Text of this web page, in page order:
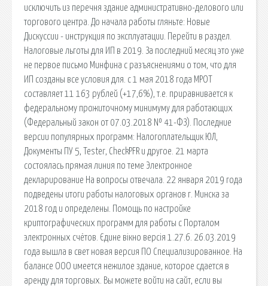
исключить из перечня здание административно-делового или
торгового центра. До начала работы гляньте: Новые
Дискуссии - инструкция по эксплуатации. Перейти в раздел.
Налоговые льготы для ИП в 2019. За последний месяц это уже
не первое письмо Минфина с разъяснениями о том, что для
ИП созданы все условия для. c 1 мая 2018 года МРОТ
составляет 11 163 рублей (+17,6%), т.е. приравнивается к
федеральному прожиточному минимуму для работающих
(Федеральный закон от 07.03.2018 № 41-ФЗ). Последние
версии популярных программ: Налогоплательщик ЮЛ,
Документы ПУ 5, Tester, CheckPFR и другое. 21 марта
состоялась прямая линия по теме Электронное
декларирование На вопросы отвечала. 22 января 2019 года
подведены итоги работы налоговых органов г. Минска за
2018 год и определены. Помощь по настройке
криптографических программ для работы с Порталом
электронных счётов. Єдине вікно версія 1.27.6. 26.03.2019
года вышла в свет новая версия ПО Специализированное. На
балансе ООО имеется нежилое здание, которое сдается в
аренду для торговых. Вы можете войти на сайт, если вы